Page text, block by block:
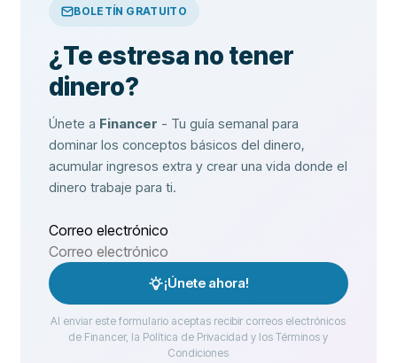
BOLETÍN GRATUITO
¿Te estresa no tener
dinero?
Únete a Financer - Tu guía semanal para
dominar los conceptos básicos del dinero,
acumular ingresos extra y crear una vida donde el
dinero trabaje para ti.
Correo electrónico
¡Únete ahora!
Al enviar este formulario aceptas recibir correos electrónicos
de Financer, la Política de Privacidad y los Términos y
Condiciones